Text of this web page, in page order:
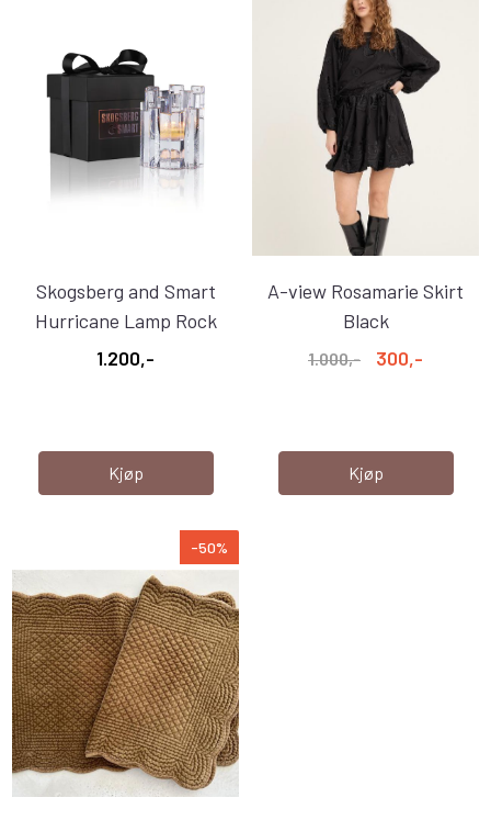
Skogsberg and Smart
Hurricane Lamp Rock
Ice
1.200,-
Kjøp
A-view Rosamarie Skirt
Black
1.000,- 300,-
Kjøp
-50%